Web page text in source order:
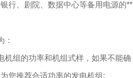
行、剧院、数据中心等备用电源的**
：
机组的功率和机组式样，如果不能确
您推荐合适功率的发电机组;